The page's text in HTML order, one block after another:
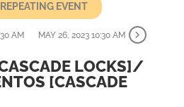
EVENT
AM MAY 26, 2023 10:30 AM
LOCKS]/
[CASCADE